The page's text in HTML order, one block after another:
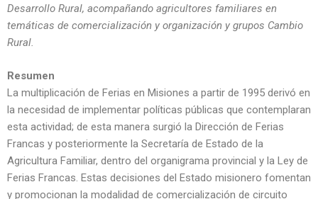
Desarrollo Rural, acompañando agricultores familiares en
temáticas de comercialización y organización y grupos Cambio
Rural.
Resumen
La multiplicación de Ferias en Misiones a partir de 1995 derivó en
la necesidad de implementar políticas públicas que contemplaran
esta actividad; de esta manera surgió la Dirección de Ferias
Francas y posteriormente la Secretaría de Estado de la
Agricultura Familiar, dentro del organigrama provincial y la Ley de
Ferias Francas. Estas decisiones del Estado misionero fomentan
y promocionan la modalidad de comercialización de circuito